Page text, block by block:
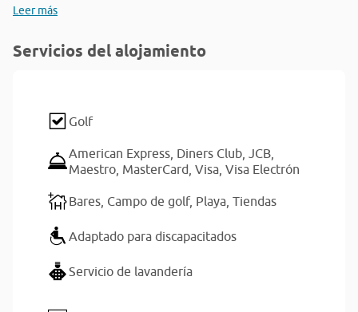
Leer más
Servicios del alojamiento
Golf
American Express, Diners Club, JCB,
Maestro, MasterCard, Visa, Visa Electrón
Bares, Campo de golf, Playa, Tiendas
Adaptado para discapacitados
Servicio de lavandería